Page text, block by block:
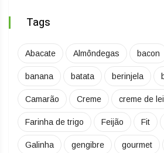
Tags
Abacate Almôndegas bacon
banana batata berinjela
Camarão Creme creme de
Farinha de trigo Feijão Fit
Galinha gengibre gourmet